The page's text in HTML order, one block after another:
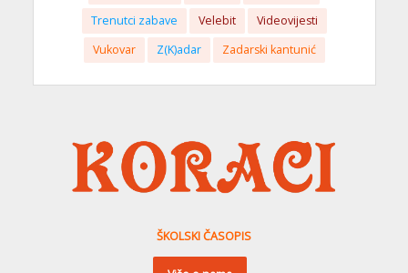
Trenutci zabave
Velebit
Videovijesti
Vukovar
Z(K)adar Zadarski kantunić
ŠKOLSKI ČASOPIS